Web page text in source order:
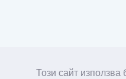
Този сайт използва